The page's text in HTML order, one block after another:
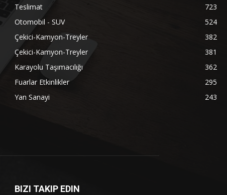
Teslimat
723
Otomobil - SUV
524
Çekici-Kamyon-Treyler
382
Çekici-Kamyon-Treyler
381
Karayolu Taşımacılığı
362
Fuarlar Etkinlikler
295
Yan Sanayi
243
BIZI TAKIP EDIN